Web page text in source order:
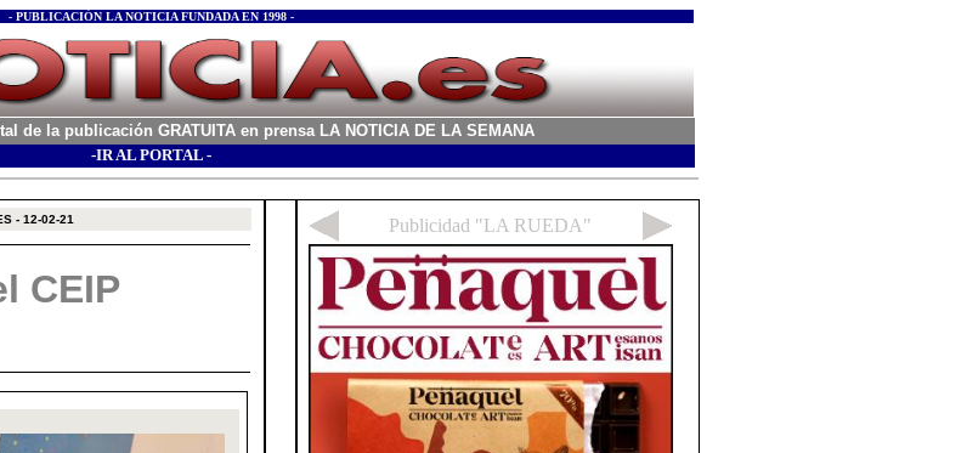
- PUBLICACIÓN LA NOTICIA FUNDADA EN 1998 -
de la publicación GRATUITA en prensa LA NOTICIA DE LA SEMANA
-IR AL PORTAL -
- 12-02-21
CEIP